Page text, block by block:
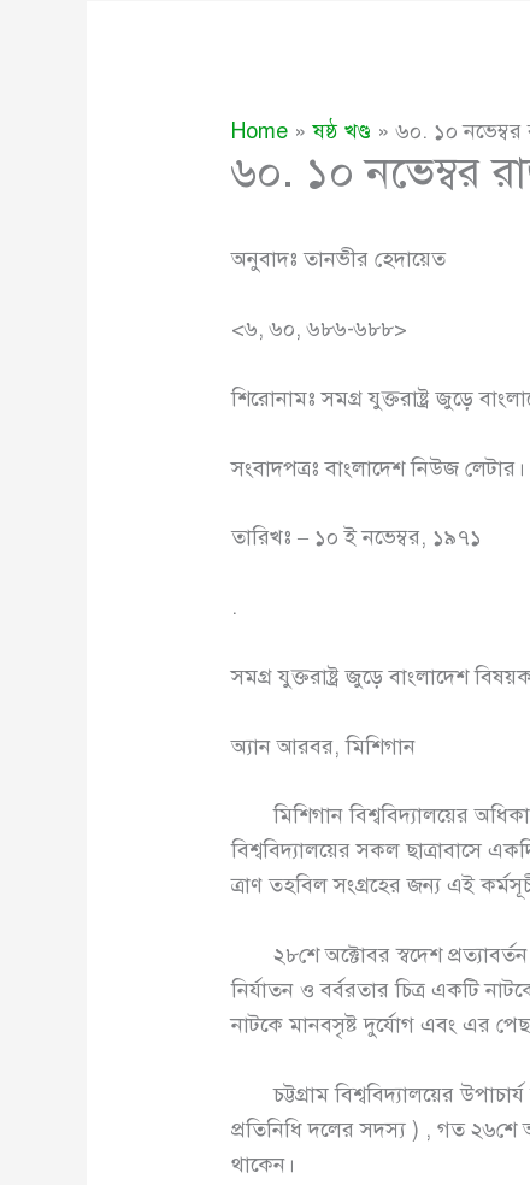
Home ষষ্ঠ খণ্ড ৬০. ১০ নভেম্বর
৬০. ১০ নভেম্বর
অনুবাদঃ তানভীর হেদায়েত
<৬, ৬০, ৬৮৬-৬৮৮>
শিরোনামঃ সমগ্র যুক্তরাষ্ট্র জুড়ে
সংবাদপত্রঃ বাংলাদেশ নিউজ
তারিখঃ – ১০ ই নভেম্বর, ১৯৭১
.
সমগ্র যুক্তরাষ্ট্র জুড়ে বাংলাদেশ
অ্যান আরবর, মিশিগান
মিশিগান বিশ্ববিদ্যালয়ের
বিশ্ববিদ্যালয়ের সকল ছাত্রাবাসে
ত্রাণ তহবিল সংগ্রহের জন্য এই
২৮শে অক্টোবর স্বদেশ প্রত্যাবর্তন
নির্যাতন ও বর্বরতার চিত্র একটি
নাটকে মানবসৃষ্ট দুর্যোগ এবং এর
চট্টগ্রাম বিশ্ববিদ্যালয়ের
প্রতিনিধি দলের সদস্য ) , গত ২৬শে
থাকেন।